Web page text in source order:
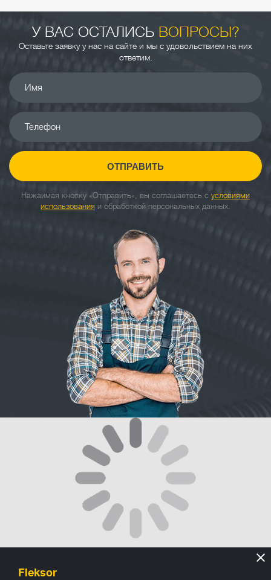
У ВАС ОСТАЛИСЬ ВОПРОСЫ?
Оставьте заявку у нас на сайте и мы с удовольствием на них
ответим.
Имя
Телефон
ОТПРАВИТЬ
Нажаимая кнопку «Отправить», вы соглашаетесь с условиями
использования и обработкой персональных данных.
Fleksor